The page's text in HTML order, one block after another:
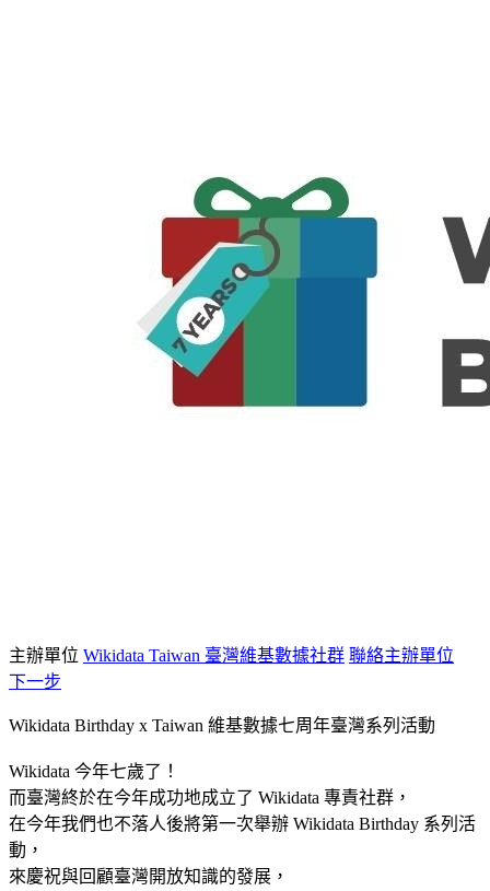
主辦單位 Wikidata Taiwan 臺灣維基數據社群 聯絡主辦單位
下一步
Wikidata Birthday x Taiwan 維基數據七周年臺灣系列活動
Wikidata 今年七歲了！
而臺灣終於在今年成功地成立了 Wikidata 專責社群，
在今年我們也不落人後將第一次舉辦 Wikidata Birthday 系列活
動，
來慶祝與回顧臺灣開放知識的發展，